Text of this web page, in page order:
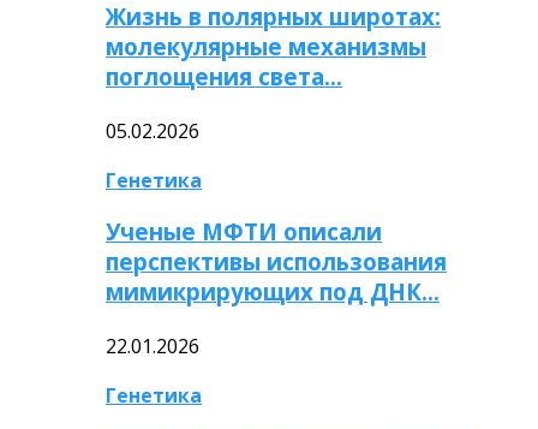
Жизнь в полярных широтах:
молекулярные механизмы
поглощения света…
05.02.2026
Генетика
Ученые МФТИ описали
перспективы использования
мимикрирующих под ДНК…
22.01.2026
Генетика